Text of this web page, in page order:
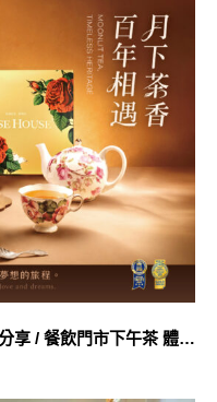
享 / 餐飲門市下午茶 體驗